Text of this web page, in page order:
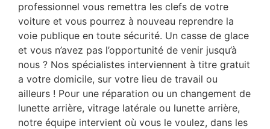
professionnel vous remettra les clefs de votre
voiture et vous pourrez à nouveau reprendre la
voie publique en toute sécurité. Un casse de glace
et vous n’avez pas l’opportunité de venir jusqu’à
nous ? Nos spécialistes interviennent à titre gratuit
a votre domicile, sur votre lieu de travail ou
ailleurs ! Pour une réparation ou un changement de
lunette arrière, vitrage latérale ou lunette arrière,
notre équipe intervient où vous le voulez, dans les